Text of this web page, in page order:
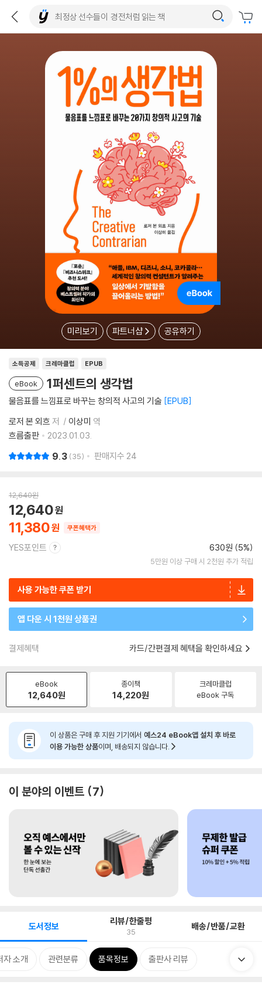
미리보기 파트너샵 공유하기
소득공제 크레마클럽 EPUB
eBook 1퍼센트의 생각법
물음표를 느낌표로 바꾸는 창의적 사고의 기술 EPUB
로저 본 외흐 저 이상미 역
흐름출판
2023.01.03.
9.3 35 판매지수 24
12,640원
11,380
12,640
쿠폰혜택가
YES포인트 630원 (5%)
5만원 이상 구매 시 2천원 추가 적립
사용 가능한 쿠폰 받기
앱 다운 시 1천원 상품권
결제혜택 카드/간편결제 혜택을 확인하세요
eBook
12,640원
종이책
14,220원
크레마클럽
eBook 구독
이 상품은 구매 후 지원 기기에서 예스24 eBook앱 설치 후 바로
이용 가능한 상품이며, 배송되지 않습니다.
이 분야의 이벤트 7
도서정보 리뷰/한줄평
35 배송/반품/교환
자 소개 관련분류 품목정보 출판사 리뷰